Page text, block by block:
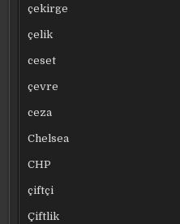
çekirge
çelik
ceset
çevre
ceza
Chelsea
CHP
çiftçi
Çiftlik